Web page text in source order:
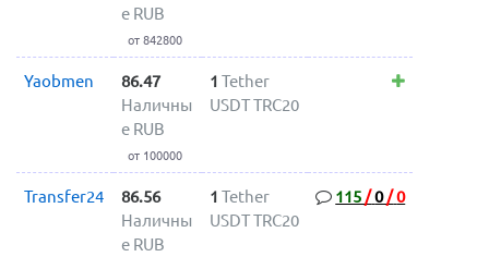
е RUB
от 842800
Yaobmen
86.47
Наличны
е RUB
от 100000
1 Tether
USDT TRC20
Transfer24
86.56
Наличны
е RUB
1 Tether
USDT TRC20
115 /0/0